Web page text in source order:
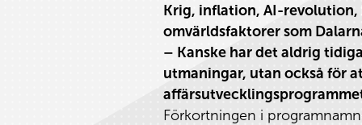
Krig, inflation, AI-revolution,
omvärldsfaktorer som
– Kanske har det aldrig
utmaningar, utan också för
Förkortningen i